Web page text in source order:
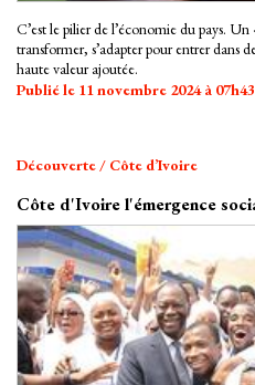
C’est le pilier de l’économie du pays.
transformer, s’adapter pour entrer dans
haute valeur ajoutée.
Publié le 11 novembre 2024 à 07h43
Découverte / Côte d’Ivoire
Côte d'Ivoire l'émergence